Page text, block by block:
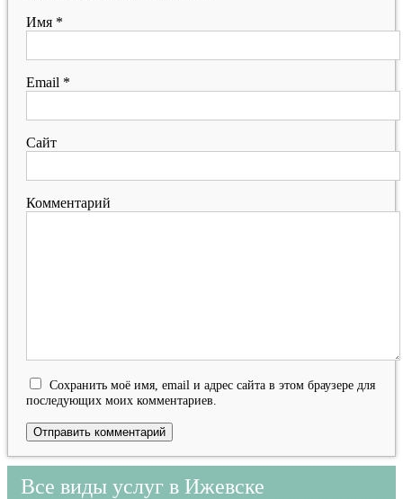
Имя *
Email *
Сайт
Комментарий
Сохранить моё имя, email и адрес сайта в этом браузере для
последующих моих комментариев.
Все виды услуг в Ижевске